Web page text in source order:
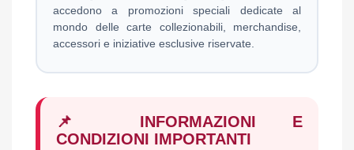
accedono a promozioni speciali dedicate al
mondo delle carte collezionabili, merchandise,
accessori e iniziative esclusive riservate.
📌 INFORMAZIONI E
CONDIZIONI IMPORTANTI